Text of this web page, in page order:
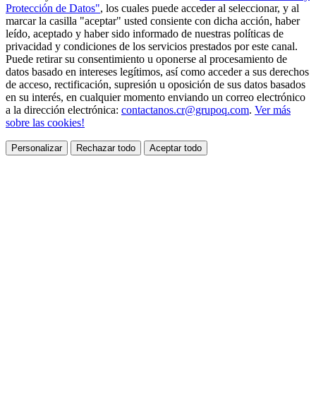
Protección de Datos", los cuales puede acceder al seleccionar, y al
marcar la casilla "aceptar" usted consiente con dicha acción, haber
leído, aceptado y haber sido informado de nuestras políticas de
privacidad y condiciones de los servicios prestados por este canal.
Puede retirar su consentimiento u oponerse al procesamiento de
datos basado en intereses legítimos, así como acceder a sus derechos
de acceso, rectificación, supresión u oposición de sus datos basados
en su interés, en cualquier momento enviando un correo electrónico
a la dirección electrónica: contactanos.cr@grupoq.com. Ver más
sobre las cookies!
Personalizar Rechazar todo Aceptar todo